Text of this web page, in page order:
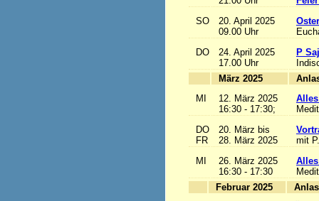
SO
20. April 2025
09.00 Uhr
DO
24. April 2025
17.00 Uhr
P
März 2025
MI
12. März 2025
16:30 - 17:30;
DO
FR
20. März bis
28. März 2025
mit
MI
26. März 2025
16:30 - 17:30
Februar 2025